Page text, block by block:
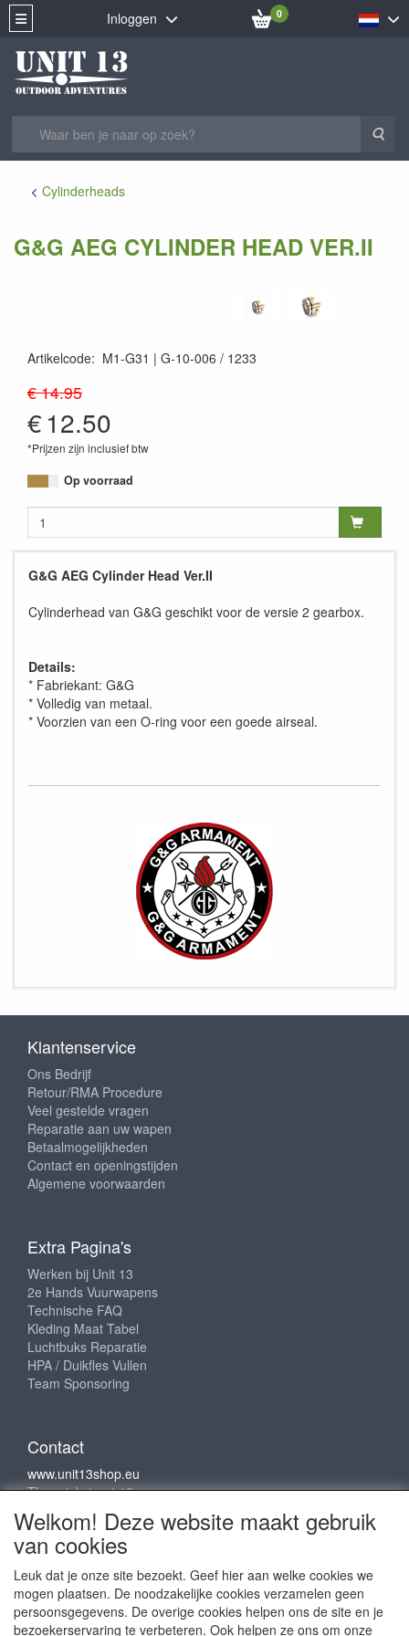
Inloggen 0
Cylinderheads
G&G AEG CYLINDER HEAD VER.II
Artikelcode: M1-G31
G-10-006 / 1233
€ 14.95
€12.50
*Prijzen zijn inclusief btw
Op voorraad
G&G AEG Cylinder Head Ver.II
Cylinderhead van G&G geschikt voor de versie 2 gearbox.
Details:
* Fabriekant: G&G
* Volledig van metaal.
* Voorzien van een O-ring voor een goede airseal.
Klantenservice
Ons Bedrijf
Retour/RMA Procedure
Veel gestelde vragen
Reparatie aan uw wapen
Betaalmogelijkheden
Contact en openingstijden
Algemene voorwaarden
Extra Pagina's
Werken bij Unit 13
2e Hands Vuurwapens
Technische FAQ
Kleding Maat Tabel
Luchtbuks Reparatie
HPA / Duikfles Vullen
Team Sponsoring
Contact
www.unit13shop.eu
Thermiekstraat 12
6361 HB Nuth
info@unit13shop.eu
Sociale media
Welkom! Deze website maakt gebruik
van cookies
Leuk dat je onze site bezoekt. Geef hier aan welke cookies we
mogen plaatsen. De noodzakelijke cookies verzamelen geen
persoonsgegevens. De overige cookies helpen ons de site en je
bezoekerservaring te verbeteren. Ook helpen ze ons om onze